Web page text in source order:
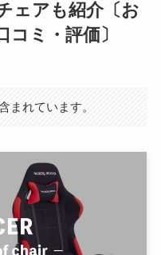
ェアも紹介〔お
ミ・評価〕
まれています。